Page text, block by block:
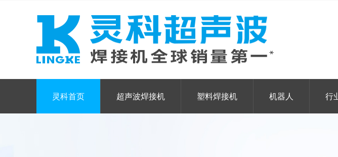
灵科首页 超声波焊接机 塑料焊接机 机器人 行